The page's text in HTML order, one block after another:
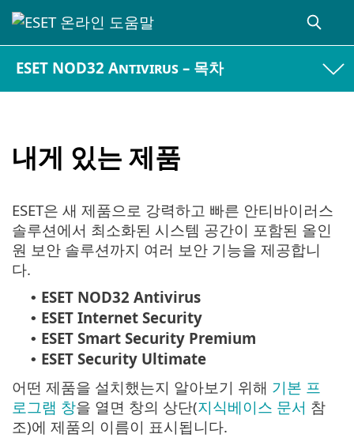
ESET NOD32 Antivirus – 목차
내게 있는 제품
ESET은 새 제품으로 강력하고 빠른 안티바이러스
솔루션에서 최소화된 시스템 공간이 포함된 올인
원 보안 솔루션까지 여러 보안 기능을 제공합니
다.
• ESET NOD32 Antivirus
• ESET Internet Security
• ESET Smart Security Premium
• ESET Security Ultimate
어떤 제품을 설치했는지 알아보기 위해 기본 프
로그램 창을 열면 창의 상단(지식베이스 문서 참
조)에 제품의 이름이 표시됩니다.